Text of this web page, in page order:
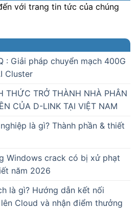
với trang tin tức của chúng
: Giải pháp chuyển mạch 400G
Cluster
THỨC TRỞ THÀNH NHÀ PHÂN
CỦA D-LINK TẠI VIỆT NAM
là gì? Thành phần & thiết
Windows crack có bị xử phạt
năm 2026
là gì? Hướng dẫn kết nối
Cloud và nhận điểm thưởng